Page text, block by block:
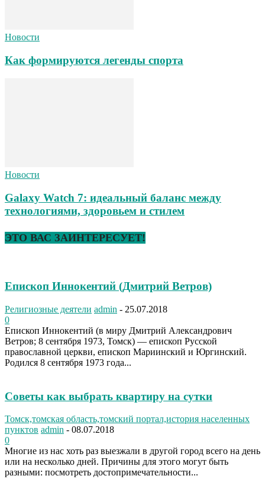
Новости
Как формируются легенды спорта
Новости
Galaxy Watch 7: идеальный баланс между
технологиями, здоровьем и стилем
ЭТО ВАС ЗАИНТЕРЕСУЕТ!
Епископ Иннокентий (Дмитрий Ветров)
Религиозные деятели admin - 25.07.2018
0
Епископ Иннокентий (в миру Дмитрий Александрович
Ветров; 8 сентября 1973, Томск) — епископ Русской
православной церкви, епископ Мариинский и Юргинский.
Родился 8 сентября 1973 года...
Советы как выбрать квартиру на сутки
Томск,томская область,томский портал,история населенных
пунктов admin - 08.07.2018
0
Многие из нас хоть раз выезжали в другой город всего на день
или на несколько дней. Причины для этого могут быть
разными: посмотреть достопримечательности...